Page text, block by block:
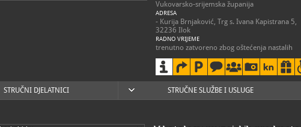
Vukovarsko-srijemska županija
ADRESA
- Kurija Brnjaković, Trg s. Ivana Kapistrana 5,
32236 Ilok
RADNO VRIJEME
trenutno zatvoreno zbog oštećenja nastalih
Ponedjeljak - četvrtak 8-16 h, petak 8-18:30
h, subota 10:30-18:30 h
Zimsko radno vrijeme: od 1.11. do 1.4.
Ponedjeljak - Subota 8-16
Ponedjeljkom je muzej zatvoren za
032/827-418
STRUČNI DJELATNICI STRUČNE SLUŽBE I USLUGE